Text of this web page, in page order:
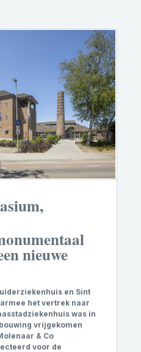
nieuwe
en Sint
het vertrek naar
was in
vrijgekomen
& Co
voor de